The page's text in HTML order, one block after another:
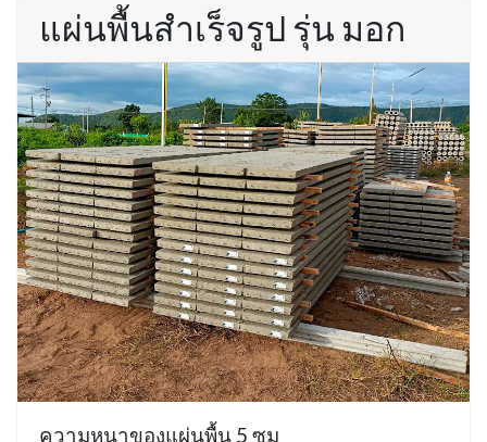
แผ่นพื้นสำเร็จรูป รุ่น มอก
ความหนาของแผ่นพื้น 5 ซม